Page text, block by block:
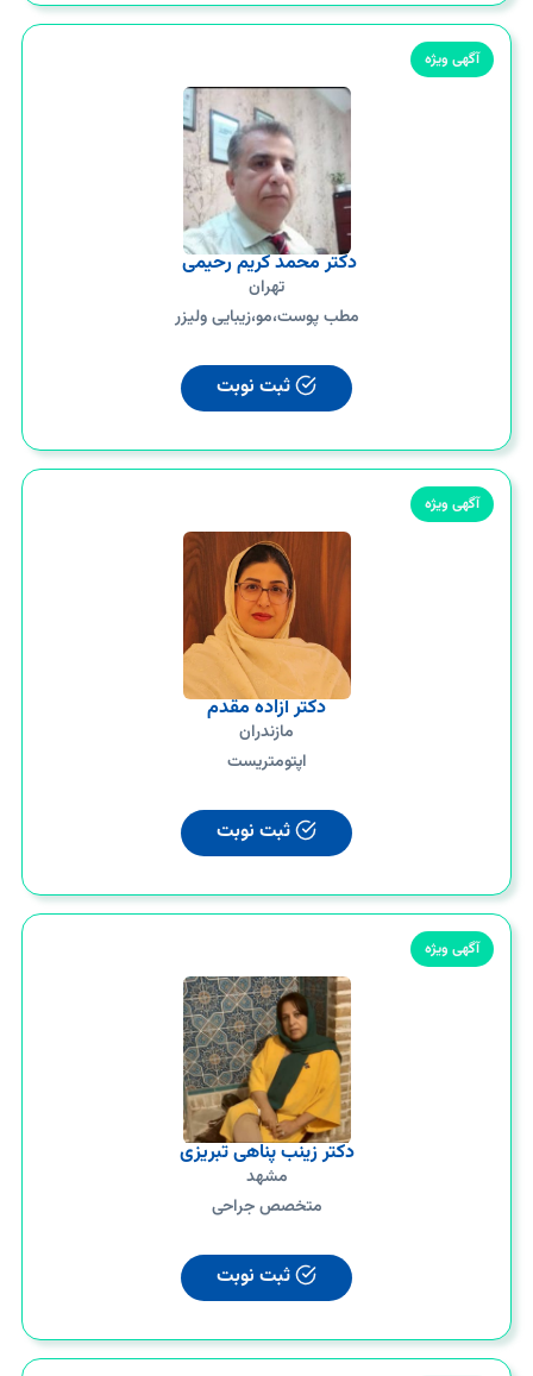
آگهی ویژه
دکتر محمد کریم رحیمی
تهران
مطب پوست،مو،زیبایی ولیزر
ثبت نوبت
آگهی ویژه
دکتر آزاده مقدم
مازندران
اپتومتریست
ثبت نوبت
آگهی ویژه
دکتر زینب پناهی تبریزی
مشهد
متخصص جراحی
ثبت نوبت